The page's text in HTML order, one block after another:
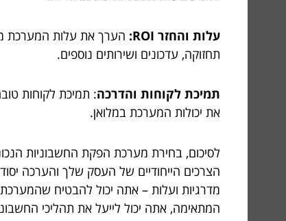
עלות והחזר ROI:
הערך את עלות המערכת
תחזוקה, עדכונים ושירותים נוספים.
תמיכת לקוחות והדרכה: תמיכת לקוחות
את יכולות המערכת במלואן.
לסיכום, בחירת מערכת הפקת החשבוניות
הצרכים הייחודיים של העסק שלך והערכה
מדרגיות ועלות – אתה יכול להבטיח
המתאימה, אתה יכול לייעל את תהליכי